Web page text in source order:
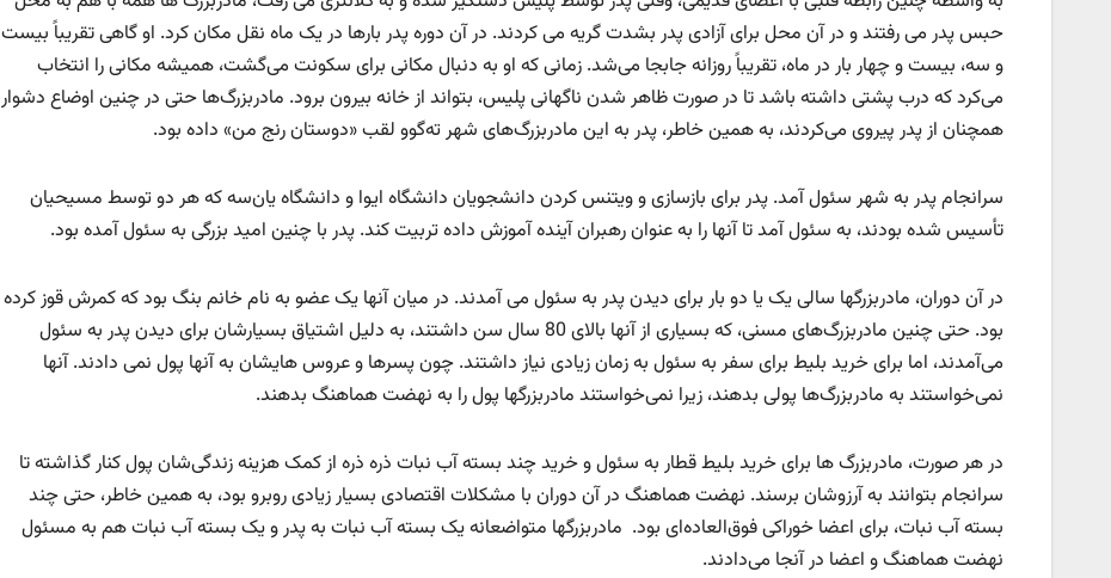
حبس پدر می رفتند و در آن محل برای آزادی پدر بشدت گریه می کردند. در آن دوره پدر بارها در یک ماه نقل مکان کرد. او گاهی تقریباً بیست
و سه، بیست و چهار بار در ماه، تقریباً روزانه جابجا می‌شد. زمانی که او به دنبال مکانی برای سکونت می‌گشت، همیشه مکانی را انتخاب
می‌کرد که درب پشتی داشته باشد تا در صورت ظاهر شدن ناگهانی پلیس، بتواند از خانه بیرون برود. مادربزرگ‌ها حتی در چنین اوضاع دشوار
همچنان از پدر پیروی می‌کردند، به همین خاطر، پدر به این مادربزرگ‌های شهر ته‌گوو لقب «دوستان رنج من» داده بود.
سرانجام پدر به شهر سئول آمد. پدر برای بازسازی و ویتنس کردن دانشجویان دانشگاه ایوا و دانشگاه یان‌سه که هر دو توسط مسیحیان
تأسیس شده بودند، به سئول آمد تا آنها را به عنوان رهبران آینده آموزش داده تربیت کند. پدر با چنین امید بزرگی به سئول آمده بود.
در آن دوران، مادربزرگها سالی یک یا دو بار برای دیدن پدر به سئول می آمدند. در میان آنها یک عضو به نام خانم بنگ بود که کمرش قوز کرده
بود. حتی چنین مادربزرگ‌های مسنی، که بسیاری از آنها بالای 80 سال سن داشتند، به دلیل اشتیاق بسیارشان برای دیدن پدر به سئول
می‌آمدند، اما برای خرید بلیط برای سفر به سئول به زمان زیادی نیاز داشتند. چون پسرها و عروس هایشان به آنها پول نمی دادند. آنها
نمی‌خواستند به مادربزرگ‌ها پولی بدهند، زیرا نمی‌خواستند مادربزرگها پول را به نهضت هماهنگ بدهند.
در هر صورت، مادربزرگ ها برای خرید بلیط قطار به سئول و خرید چند بسته آب نبات ذره ذره از کمک هزینه زندگی‌شان پول کنار گذاشته تا
سرانجام بتوانند به آرزوشان برسند. نهضت هماهنگ در آن دوران با مشکلات اقتصادی بسیار زیادی روبرو بود، به همین خاطر، حتی چند
بسته آب نبات، برای اعضا خوراکی‌ فوق‌العاده‌ای بود. مادربزرگها متواضعانه یک بسته آب نبات به پدر و یک بسته آب نبات هم به مسئول
نهضت هماهنگ و اعضا در آنجا می‌دادند.